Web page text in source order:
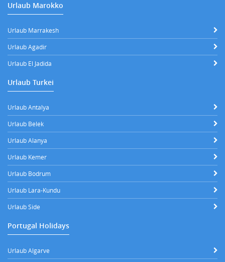
Urlaub Marokko
Urlaub Marrakesh
Urlaub Agadir
Urlaub El Jadida
Urlaub Turkei
Urlaub Antalya
Urlaub Belek
Urlaub Alanya
Urlaub Kemer
Urlaub Bodrum
Urlaub Lara-Kundu
Urlaub Side
Portugal Holidays
Urlaub Algarve